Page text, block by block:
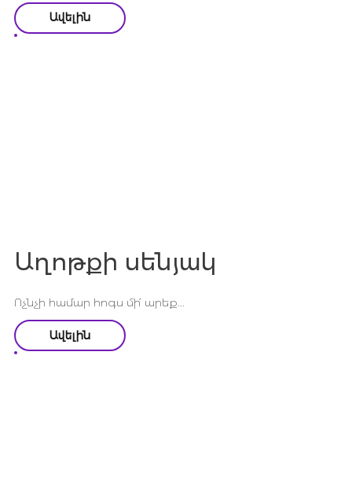
Ավելին
Աղոթքի սենյակ
Ոչնչի համար հոգս մի՛ արեք...
Ավելին